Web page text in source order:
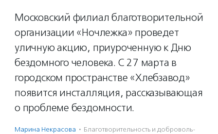
Московский филиал благотворительной
организации «Ночлежка» проведет
уличную акцию, приуроченную к Дню
бездомного человека. С 27 марта в
городском пространстве «Хлебзавод»
появится инсталляция, рассказывающая
о проблеме бездомности.
Марина Некрасова · Благотвори­тель­ность и доброволь­